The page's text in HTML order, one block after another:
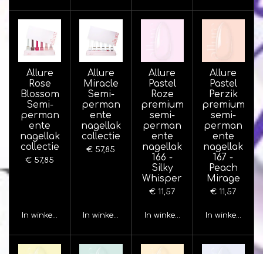
Allure
Rose
Blossom
Semi-
perman
ente
nagellak
collectie
€ 57,85
In winkelwagen
Allure
Miracle
Semi-
perman
ente
nagellak
collectie
€ 57,85
In winkelwagen
Allure
Pastel
Roze
premium
semi-
perman
ente
nagellak
166 -
Silky
Whisper
€ 11,57
In winkelwagen
Allure
Pastel
Perzik
premium
semi-
perman
ente
nagellak
167 -
Peach
Mirage
€ 11,57
In